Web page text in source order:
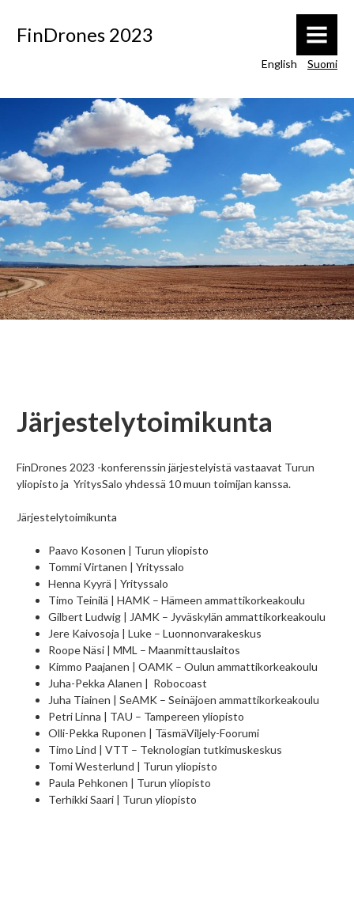
FinDrones 2023 MENU
English Suomi
Järjestelytoimikunta
FinDrones 2023 -konferenssin järjestelyistä vastaavat Turun
yliopisto ja YritysSalo yhdessä 10 muun toimijan kanssa.
Järjestelytoimikunta
Paavo Kosonen | Turun yliopisto
Tommi Virtanen | Yrityssalo
Henna Kyyrä | Yrityssalo
Timo Teinilä | HAMK – Hämeen ammattikorkeakoulu
Gilbert Ludwig | JAMK – Jyväskylän ammattikorkeakoulu
Jere Kaivosoja | Luke – Luonnonvarakeskus
Roope Näsi | MML – Maanmittauslaitos
Kimmo Paajanen | OAMK – Oulun ammattikorkeakoulu
Juha-Pekka Alanen | Robocoast
Juha Tiainen | SeAMK – Seinäjoen ammattikorkeakoulu
Petri Linna | TAU – Tampereen yliopisto
Olli-Pekka Ruponen | TäsmäViljely-Foorumi
Timo Lind | VTT – Teknologian tutkimuskeskus
Tomi Westerlund | Turun yliopisto
Paula Pehkonen | Turun yliopisto
Terhikki Saari | Turun yliopisto